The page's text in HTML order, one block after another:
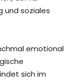
und soziales
emotional
sich im